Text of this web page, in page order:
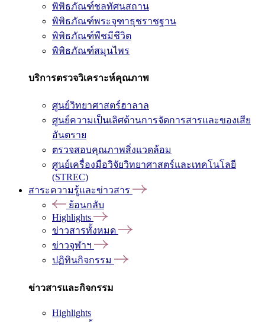
พิพิธภัณฑ์ชลทัศนสถาน
พิพิธภัณฑ์พระจุฑาธุชราชฐาน
พิพิธภัณฑ์พืชมีชีวิต
พิพิธภัณฑ์สมุนไพร
บริการตรวจวิเคราะห์คุณภาพ
ศูนย์วิทยาศาสตร์ฮาลาล
ศูนย์ความเป็นเลิศด้านการจัดการสารและของเสีย
อันตราย
ตรวจสอบคุณภาพสิ่งแวดล้อม
ศูนย์เครื่องมือวิจัยวิทยาศาสตร์และเทคโนโลยี
(STREC)
สาระความรู้และข่าวสาร
ย้อนกลับ
Highlights
ข่าวสารทั้งหมด
ข่าวจุฬาฯ
ปฏิทินกิจกรรม
ข่าวสารและกิจกรรม
Highlights